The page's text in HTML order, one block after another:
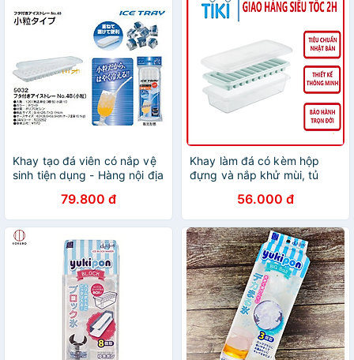
Khay tạo đá viên có nắp vệ
sinh tiện dụng - Hàng nội địa
79.800 đ
Khay làm đá có kèm hộp
đựng và nắp khử mùi, tủ
56.000 đ